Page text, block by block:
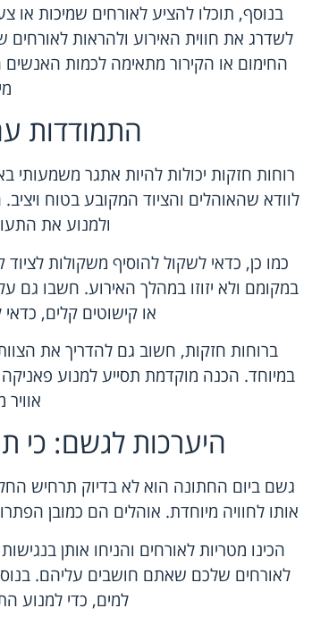
בנוסף, תוכלו להציע לאורחים שמיכות או
לשדרג את חווית האירוע ולהראות
החימום או הקירור מתאימה לכמות
התמודדות
רוחות חזקות יכולות להיות אתגר
לוודא שהאוהלים והציוד המקובע בטוח
ולמנוע את
כמו כן, כדאי לשקול להוסיף משקולות
במקומם ולא יזוזו במהלך האירוע. חשבו
או קישוטים קלים,
ברוחות חזקות, חשוב גם להדריך את
במיוחד. הכנה מוקדמת תסייע למנוע
היערכות לגשם: כי
גשם ביום החתונה הוא לא בדיוק תרחיש
אותו לחוויה מיוחדת. אוהלים הם כמובן
הכינו מטריות לאורחים והניחו אותן
לאורחים שלכם שאתם חושבים עליהם.
למים, כדי למנוע